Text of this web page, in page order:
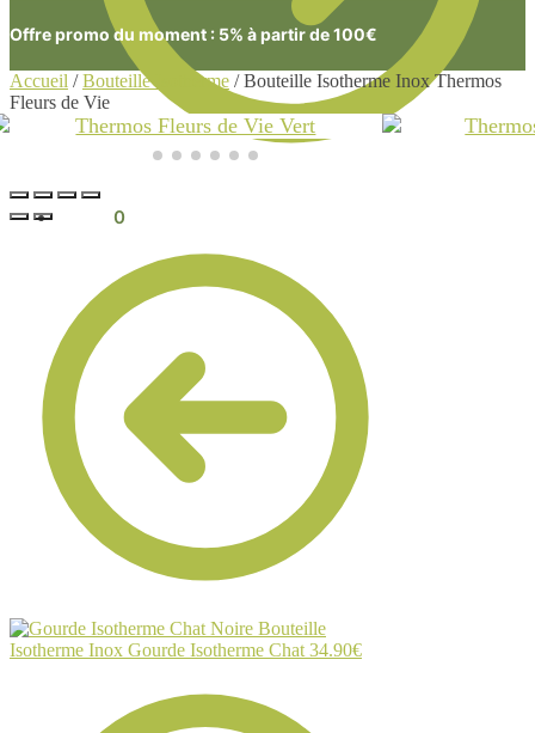
0
Offre promo du moment : 5% à partir de 100€
Accueil /Bouteille Isotherme /Bouteille Isotherme Inox Thermos
Fleurs de Vie
Bouteille
Isotherme Inox Gourde Isotherme Chat 34.90€